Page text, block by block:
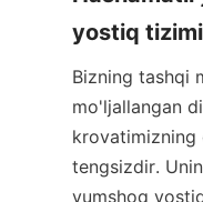
yostiq tizimi
Bizning tashqi
mo'ljallangan
krovatimizning
tengsizdir.
yumshoq